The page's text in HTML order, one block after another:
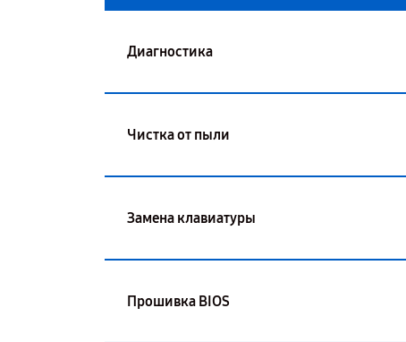
Диагностика
Чистка от пыли
Замена клавиатуры
Прошивка BIOS